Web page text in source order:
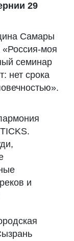
29
Самары
«Россия-моя
семинар
нет срока
и